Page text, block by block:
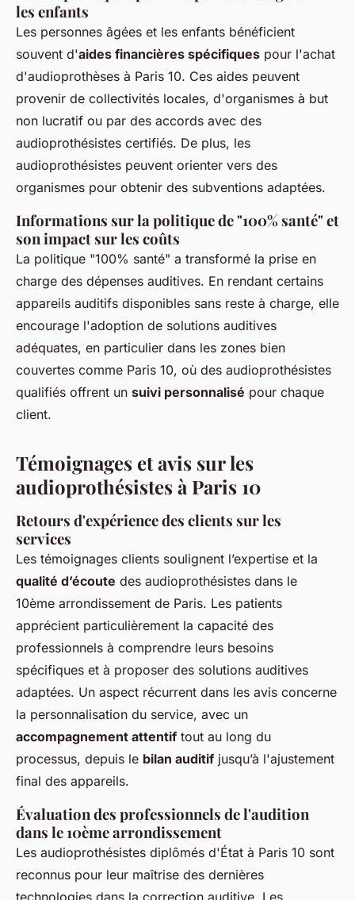
les enfants
Les personnes âgées et les enfants bénéficient
souvent d'aides financières spécifiques pour l'achat
d'audioprothèses à Paris 10. Ces aides peuvent
provenir de collectivités locales, d'organismes à but
non lucratif ou par des accords avec des
audioprothésistes certifiés. De plus, les
audioprothésistes peuvent orienter vers des
organismes pour obtenir des subventions adaptées.
Informations sur la politique de "100% santé" et
son impact sur les coûts
La politique "100% santé" a transformé la prise en
charge des dépenses auditives. En rendant certains
appareils auditifs disponibles sans reste à charge, elle
encourage l'adoption de solutions auditives
adéquates, en particulier dans les zones bien
couvertes comme Paris 10, où des audioprothésistes
qualifiés offrent un suivi personnalisé pour chaque
client.
Témoignages et avis sur les
audioprothésistes à Paris 10
Retours d'expérience des clients sur les
services
Les témoignages clients soulignent l’expertise et la
qualité d’écoute des audioprothésistes dans le
10ème arrondissement de Paris. Les patients
apprécient particulièrement la capacité des
professionnels à comprendre leurs besoins
spécifiques et à proposer des solutions auditives
adaptées. Un aspect récurrent dans les avis concerne
la personnalisation du service, avec un
accompagnement attentif tout au long du
processus, depuis le bilan auditif jusqu’à l'ajustement
final des appareils.
Évaluation des professionnels de l'audition
dans le 10ème arrondissement
Les audioprothésistes diplômés d'État à Paris 10 sont
reconnus pour leur maîtrise des dernières